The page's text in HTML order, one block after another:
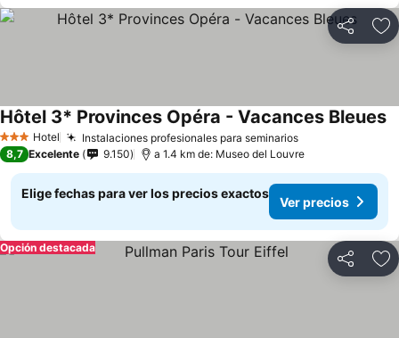
Compartir
3 Estrellas
Hotel Instalaciones profesionales para seminariosVer precios
Hôtel 3* Provinces Opéra - Vacances Bleues
8,7 Excelente 9.150 a 1.4 km de: Museo del Louvre
Elige fechas para ver los precios exactos
Ver precios
Compartir
Opción destacada